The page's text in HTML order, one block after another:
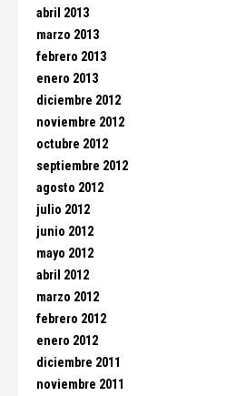
abril 2013
marzo 2013
febrero 2013
enero 2013
diciembre 2012
noviembre 2012
octubre 2012
septiembre 2012
agosto 2012
julio 2012
junio 2012
mayo 2012
abril 2012
marzo 2012
febrero 2012
enero 2012
diciembre 2011
noviembre 2011